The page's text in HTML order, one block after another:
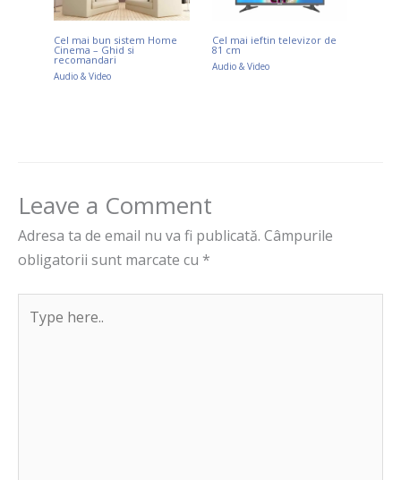
Cel mai bun sistem Home
Cinema – Ghid si
recomandari
Audio & Video
Cel mai ieftin televizor de
81 cm
Audio & Video
Leave a Comment
Adresa ta de email nu va fi publicată. Câmpurile
obligatorii sunt marcate cu *
here..